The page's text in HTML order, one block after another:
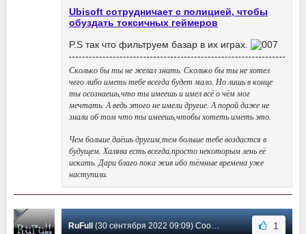
Ubisoft сотрудничает с полицией, чтобы
обуздать токсичных геймеров
P.S так что фильтруем базар в их играх.
Сколько бы ты не желал знать. Сколько бы ты не хотел
чего либо иметь тебе всегда будет мало. Но лишь в конце
ты осознаешь,что ты имеешь и имел всё о чём мог
мечтать. А ведь этого не имели другие. А порой даже не
знали об том что ты имеешь,чтобы хотеть иметь это.
Чем больше даёшь другим,тем больше тебе воздастся в
будущем. Халява есть всегда,просто некоторым лень её
искать. Дари благо пока жив ибо тёмные времена уже
наступили.
RuFull (30 сентября 2022 09:09) Сообщение #86 1